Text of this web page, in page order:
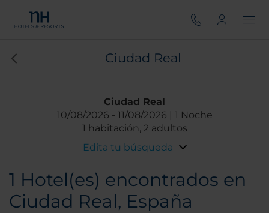
Ciudad Real
Ciudad Real
10/08/2026
11/08/2026
1 Noche
1 habitación, 2 adultos
Edita tu búsqueda
1 Hotel(es) encontrados en
Ciudad Real, España